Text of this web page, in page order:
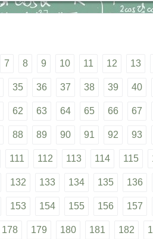
7 8 9 10 11 12 13
35 36 37 38 39 40
62 63 64 65 66 67
88 89 90 91 92 93
111 112 113 114 115
132 133 134 135 136
153 154 155 156 157
178 179 180 181 182